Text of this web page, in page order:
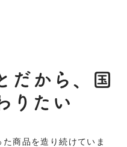
だから、国
りたい
商品を造り続けていま